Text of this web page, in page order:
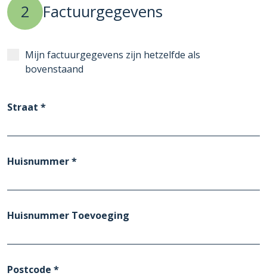
2 Factuurgegevens
Mijn factuurgegevens zijn hetzelfde als
bovenstaand
Straat *
Huisnummer *
Huisnummer Toevoeging
Postcode *